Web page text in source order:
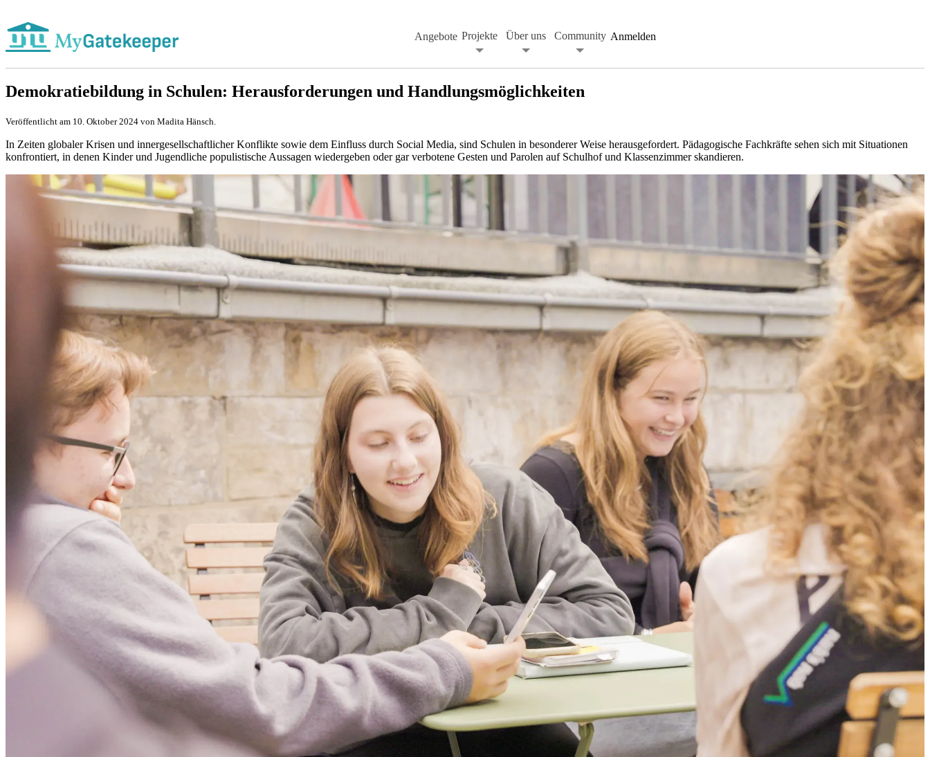
Angebote Projekte Über uns Community Anmelden
Demokratiebildung in Schulen: Herausforderungen und Handlungsmöglichkeiten
Veröffentlicht am 10. Oktober 2024 von Madita Hänsch.
In Zeiten globaler Krisen und innergesellschaftlicher Konflikte sowie dem Einfluss durch Social Media, sind Schulen in besonderer Weise herausgefordert. Pädagogische Fachkräfte sehen sich mit Situationen
konfrontiert, in denen Kinder und Jugendliche populistische Aussagen wiedergeben oder gar verbotene Gesten und Parolen auf Schulhof und Klassenzimmer skandieren.